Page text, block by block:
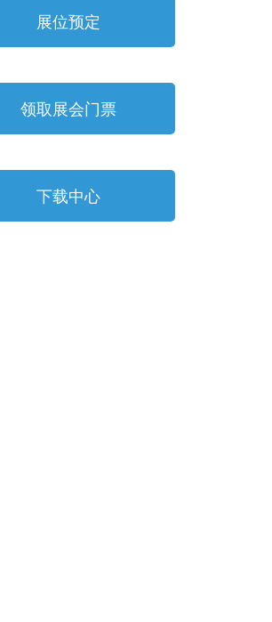
展位预定
领取展会门票
下载中心